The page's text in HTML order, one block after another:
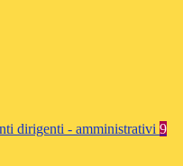
dirigenti - amministrativi 9